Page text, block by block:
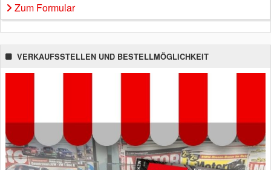
Zum Formular
VERKAUFSSTELLEN UND BESTELLMÖGLICHKEIT